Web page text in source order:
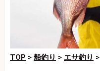
TOP > 船釣り > エサ釣り >